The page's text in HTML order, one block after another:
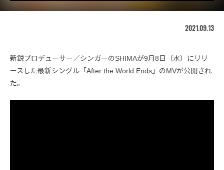
2021.09.13
新鋭プロデューサー／シンガーのSHIMAが9月8日（水）にリリ
ースした最新シングル「After the World Ends」のMVが公開され
た。